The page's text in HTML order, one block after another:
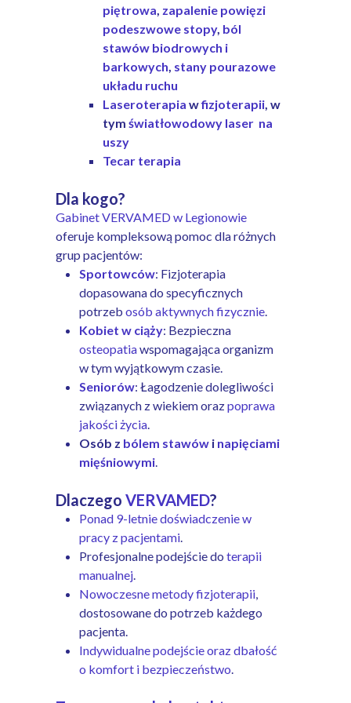
piętrowa, zapalenie powięzi
podeszwowe stopy, ból
stawów biodrowych i
barkowych, stany pourazowe
układu ruchu
Laseroterapia wfizjoterapii, w
tym światłowodowy laser na
uszy
Tecar terapia
Dla kogo?
Gabinet VERVAMED w Legionowie
oferuje kompleksową pomoc dla różnych
grup pacjentów:
Sportowców: Fizjoterapia
dopasowana do specyficznych
potrzeb osób aktywnych fizycznie.
Kobiet w ciąży: Bezpieczna
osteopatiawspomagająca organizm
w tym wyjątkowym czasie.
Seniorów: Łagodzenie dolegliwości
związanych z wiekiem orazpoprawa
jakości życia.
Osób z bólem stawów i napięciami
mięśniowymi.
Dlaczego VERVAMED?
Ponad 9-letnie doświadczenie w
pracy z pacjentami.
Profesjonalne podejście do terapii
manualnej.
Nowoczesne metody fizjoterapii,
dostosowane do potrzeb każdego
pacjenta.
Indywidualne podejście oraz dbałość
o komfort i bezpieczeństwo.